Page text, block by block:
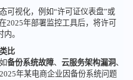
可视化，例如“许可证仪表盘”或
2025年部署监控工具后，将许可
。
比
备份系统故障、 云服务架构漏洞 、
年某电商企业因备份系统问题